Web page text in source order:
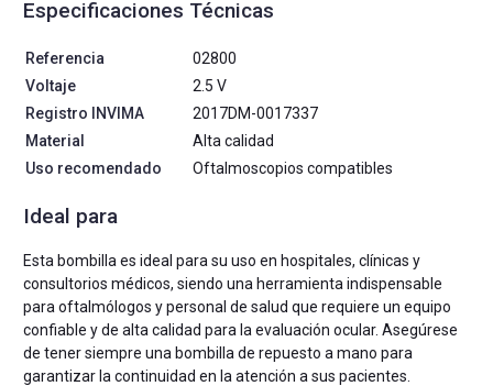
Especificaciones Técnicas
Referencia
02800
Voltaje
2.5 V
Registro INVIMA
2017DM-0017337
Material
Alta calidad
Uso recomendado
Oftalmoscopios compatibles
Ideal para
Esta bombilla es ideal para su uso en hospitales, clínicas y
consultorios médicos, siendo una herramienta indispensable
para oftalmólogos y personal de salud que requiere un equipo
confiable y de alta calidad para la evaluación ocular. Asegúrese
de tener siempre una bombilla de repuesto a mano para
garantizar la continuidad en la atención a sus pacientes.